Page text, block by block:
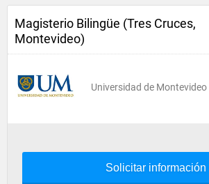
Magisterio Bilingüe (Tres Cruces,
Montevideo)
Universidad de Montevideo
Solicitar información